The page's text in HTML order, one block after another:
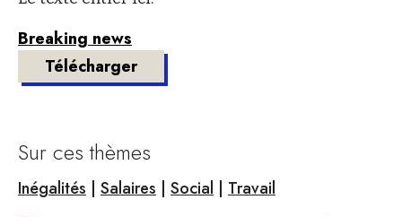
Breaking news
Télécharger
Sur ces thèmes
Inégalités | Salaires | Social | Travail